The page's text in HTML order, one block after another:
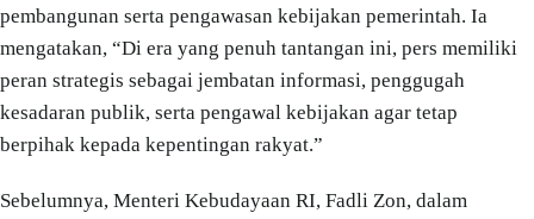
pembangunan serta pengawasan kebijakan pemerintah. Ia
mengatakan, “Di era yang penuh tantangan ini, pers memiliki
peran strategis sebagai jembatan informasi, penggugah
kesadaran publik, serta pengawal kebijakan agar tetap
berpihak kepada kepentingan rakyat.”
Sebelumnya, Menteri Kebudayaan RI, Fadli Zon, dalam